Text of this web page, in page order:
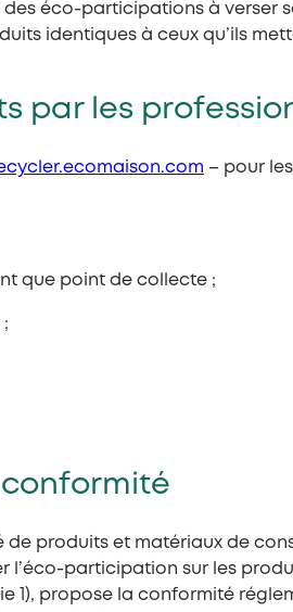
éco-participations à verser
identiques à ceux qu’ils
par les
– pour
que point de collecte ;
produits et matériaux de
participation sur les
propose la conformité